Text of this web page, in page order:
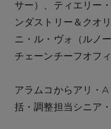
サー）、ティエリー
ンダストリー＆クオ
ニ・ル・ヴォ（ルノ
チェーンチーフオフ
アラムコからアリ・
括・調整担当シニア